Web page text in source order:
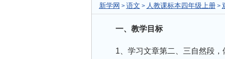
新学网 > 语文 > 人教课标本四年级上册>
一、教学目标
1、学习文章第二、三自然段，